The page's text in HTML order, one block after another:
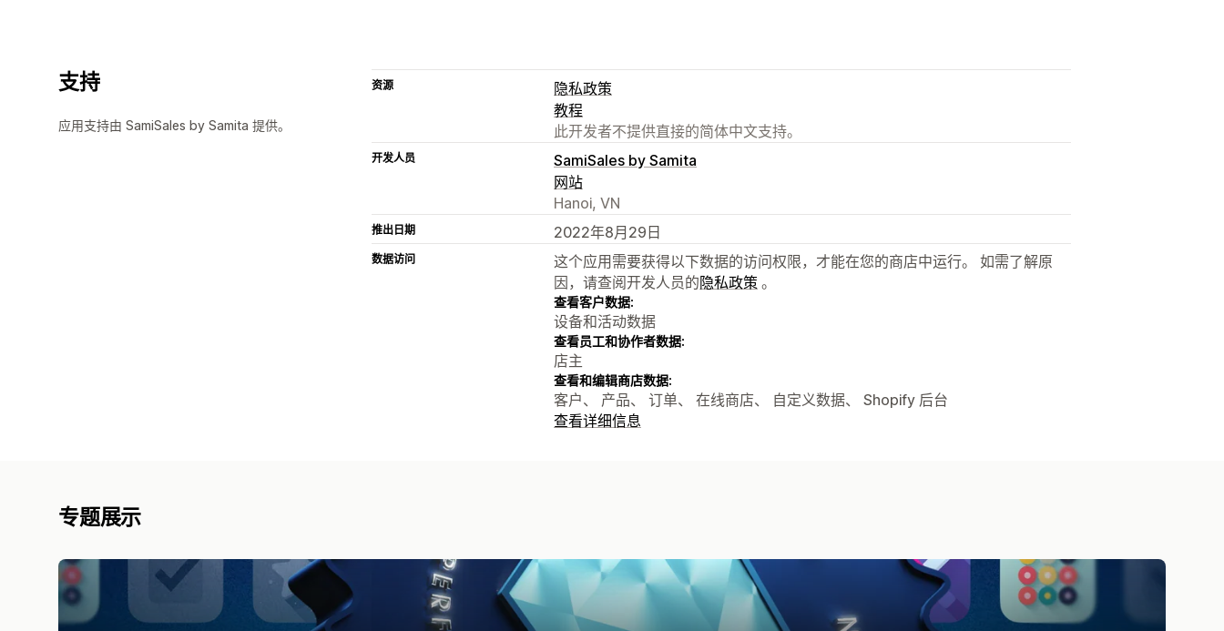
支持
应用支持由 SamiSales by Samita 提供。
资源
隐私政策
教程
此开发者不提供直接的简体中文支持。
开发人员
SamiSales by Samita
网站
Hanoi, VN
推出日期 2022年8月29日
数据访问
这个应用需要获得以下数据的访问权限，才能在您的商店中运行。 如需了解原
因，请查阅开发人员的隐私政策 。
查看客户数据:
设备和活动数据
查看员工和协作者数据:
店主
查看和编辑商店数据:
客户、 产品、 订单、 在线商店、 自定义数据、 Shopify 后台
查看详细信息
专题展示